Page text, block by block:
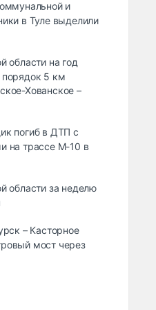
и
в Туле выделили
области на год
5 км
Хованское –
погиб в ДТП с
на трассе М-10 в
области за неделю
– Касторное
мост через